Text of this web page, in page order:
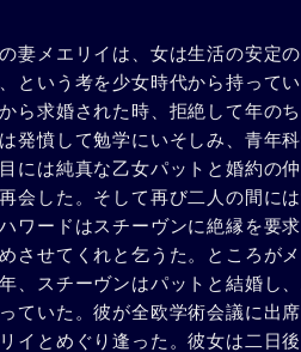
妻メエリイは、女は生活の安定
という考を少女時代から持ってい
ら求婚された時、拒絶して年のち
発憤して勉学にいそしみ、青年
には純真な乙女パットと婚約の
会した。そして再び二人の間に
ワードはスチーヴンに絶縁を要
させてくれと乞うた。ところがメ
、スチーヴンはパットと結婚し、
ていた。彼が全欧学術会議に出
イとめぐり逢った。彼女は二日